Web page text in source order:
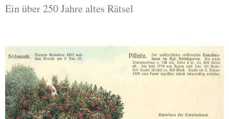
Ein über 250 Jahre altes Rätsel